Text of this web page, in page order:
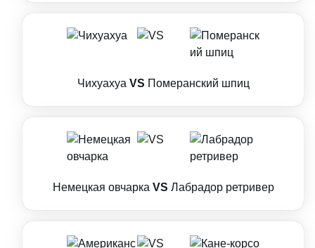
Чихуахуа VS Померанский шпиц
Немецкая овчарка VS Лабрадор ретривер